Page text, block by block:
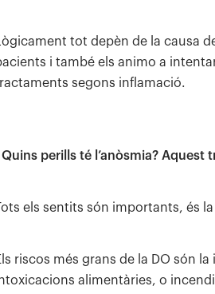
tot depèn de la causa
i també els animo a
segons inflamació.
perills té l’anòsmia?
els sentits són importants, és
riscos més grans de la DO són
alimentàries, o